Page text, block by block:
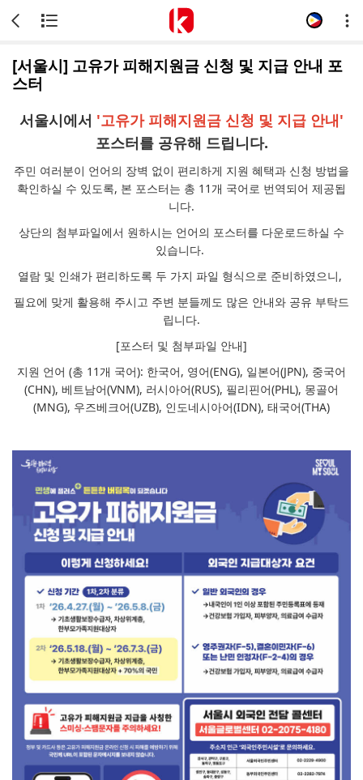
[서울시] 고유가 피해지원금 신청 및 지급 안내 포
스터
서울시에서 '고유가 피해지원금 신청 및 지급 안내'
포스터를 공유해 드립니다.
주민 여러분이 언어의 장벽 없이 편리하게 지원 혜택과 신청 방법을
확인하실 수 있도록, 본 포스터는 총 11개 국어로 번역되어 제공됩
니다.
상단의 첨부파일에서 원하시는 언어의 포스터를 다운로드하실 수
있습니다.
열람 및 인쇄가 편리하도록 두 가지 파일 형식으로 준비하였으니,
필요에 맞게 활용해 주시고 주변 분들께도 많은 안내와 공유 부탁드
립니다.
[포스터 및 첨부파일 안내]
지원 언어 (총 11개 국어): 한국어, 영어(ENG), 일본어(JPN), 중국어
(CHN), 베트남어(VNM), 러시아어(RUS), 필리핀어(PHL), 몽골어
(MNG), 우즈베크어(UZB), 인도네시아어(IDN), 태국어(THA)